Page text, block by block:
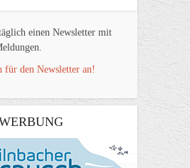
einen Newsletter mit
für den Newsletter an!